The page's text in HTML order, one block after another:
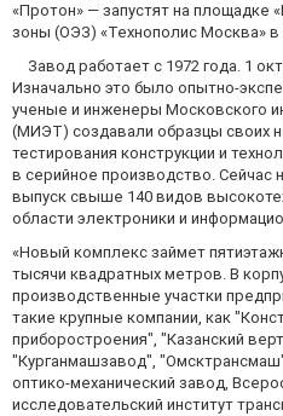
«Протон» — запустят на площадке
зоны (ОЭЗ) «Технополис Москва» в
Завод работает с 1972 года. 1
Изначально это было опытно-
ученые и инженеры Московского
(МИЭТ) создавали образцы своих
тестирования конструкции и
в серийное производство. Сейчас
выпуск свыше 140 видов
области электроники и
«Новый комплекс займет
тысячи квадратных метров. В
производственные участки
такие крупные компании, как
приборостроения", "Казанский
"Курганмашзавод",
оптико-механический завод,
исследовательский институт